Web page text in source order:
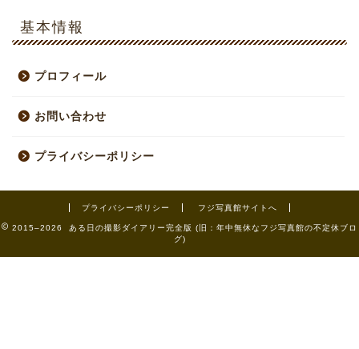
基本情報
プロフィール
お問い合わせ
プライバシーポリシー
プライバシーポリシー フジ写真館サイトへ
2015–2026 ある日の撮影ダイアリー完全版 (旧：年中無休なフジ写真館の不定休ブロ
グ)